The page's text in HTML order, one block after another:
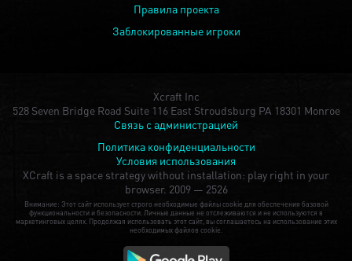
Правила проекта
Заблокированные игроки
Xcraft Inc
528 Seven Bridge Road Suite 116 East Stroudsburg PA 18301 Monroe
Связь с администрацией
Политика конфиденциальности
Условия использования
XCraft is a space strategy without installation: play right in your
browser. 2009 — 2526
Внимание: Этот сайт использует строго необходимые файлы cookie для обеспечения базовой
функциональности и безопасности. Личные данные не отслеживаются и не используются в
маркетинговых целях. Продолжая использовать этот сайт, вы соглашаетесь на использование этих
необходимых файлов cookie.